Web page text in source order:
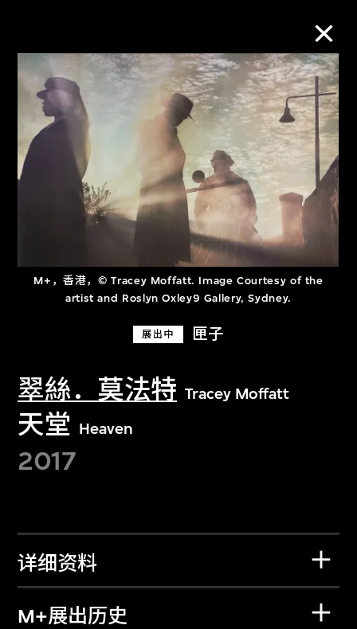
M+，香港，© Tracey Moffatt. Image Courtesy of the
artist and Roslyn Oxley9 Gallery, Sydney.
展出中 匣子
翠絲．莫法特 Tracey Moffatt
天堂 Heaven
2017
详细资料
M+展出历史
M+藏品
进一步筛选 搜索
探索世界顶级的二十及二十一世纪视觉